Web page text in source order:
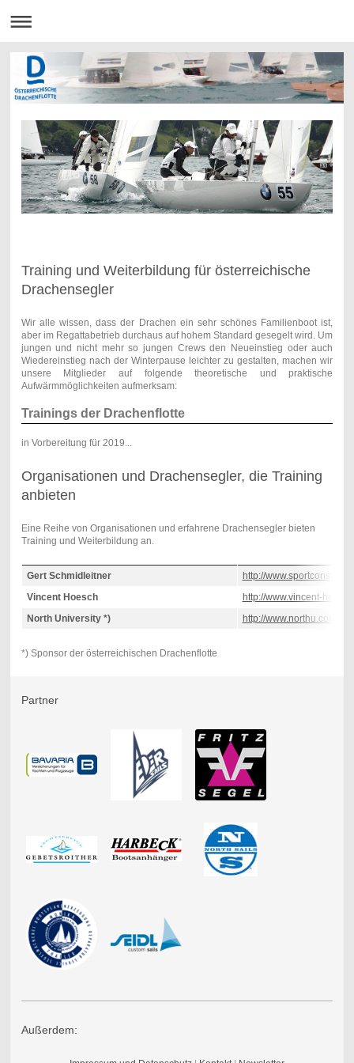
Training und Weiterbildung für österreichische
Drachensegler
Wir alle wissen, dass der Drachen ein sehr schönes Familienboot ist,
aber im Regattabetrieb durchaus auf hohem Standard gesegelt wird. Um
jungen und nicht mehr so jungen Crews den Neueinstieg oder auch
Wiedereinstieg nach der Winterpause leichter zu gestalten, machen wir
unsere Mitglieder auf folgende theoretische und praktische
Aufwärmmöglichkeiten aufmerksam:
Trainings der Drachenflotte
in Vorbereitung für 2019...
Organisationen und Drachensegler, die Training
anbieten
Eine Reihe von Organisationen und erfahrene Drachensegler bieten
Training und Weiterbildung an.
Gert Schmidleitner
http://www.sportconsult.at/
Vincent Hoesch
http://www.vincent-
North University *)
http://www.northu.com/
*) Sponsor der österreichischen Drachenflotte
Partner
Außerdem: